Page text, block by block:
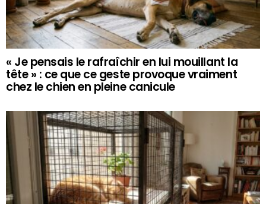
« Je pensais le rafraîchir en lui mouillant la
tête » : ce que ce geste provoque vraiment
chez le chien en pleine canicule